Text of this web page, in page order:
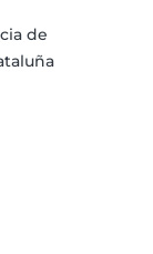
de